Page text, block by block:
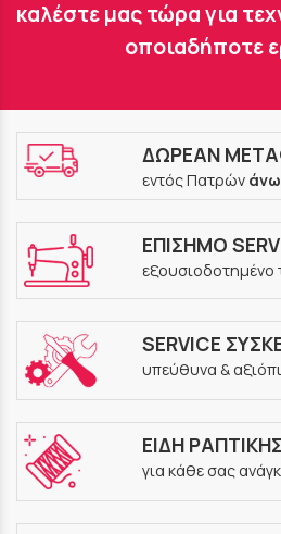
καλέστε μας τώρα για
οποιαδήποτε
ΔΩΡΕΑΝ
εντός Πατρών
ΕΠΙΣΗΜΟ
εξουσιοδοτημένο
SERVICE
υπεύθυνα &
ΕΙΔΗ ΡΑΠΤΙΚΗΣ
για κάθε σας